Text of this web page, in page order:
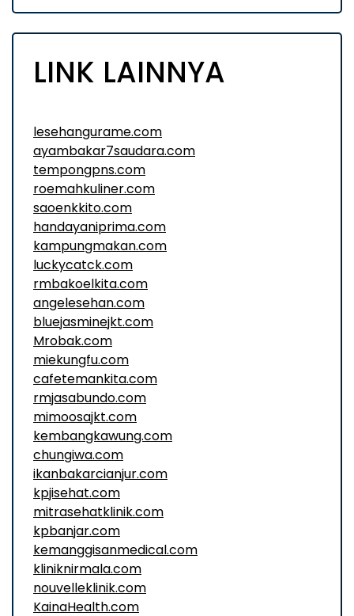
LINK LAINNYA
lesehangurame.com
ayambakar7saudara.com
tempongpns.com
roemahkuliner.com
saoenkkito.com
handayaniprima.com
kampungmakan.com
luckycatck.com
rmbakoelkita.com
angelesehan.com
bluejasminejkt.com
Mrobak.com
miekungfu.com
cafetemankita.com
rmjasabundo.com
mimoosajkt.com
kembangkawung.com
chungiwa.com
ikanbakarcianjur.com
kpjisehat.com
mitrasehatklinik.com
kpbanjar.com
kemanggisanmedical.com
kliniknirmala.com
nouvelleklinik.com
KainaHealth.com